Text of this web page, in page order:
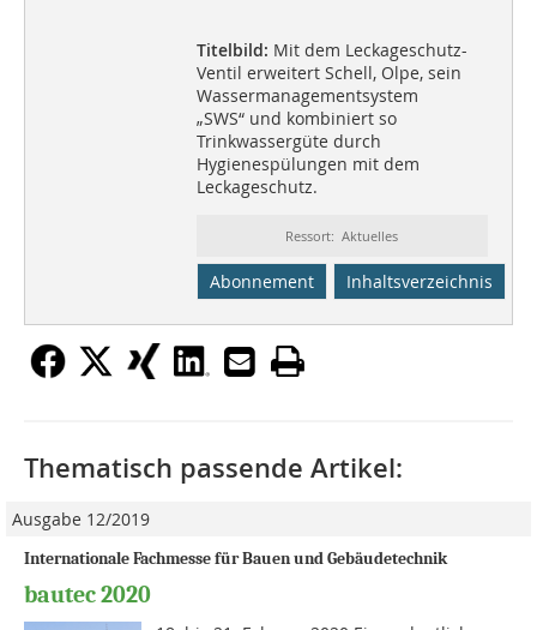
Titelbild: Mit dem Leckageschutz-
Ventil erweitert Schell, Olpe, sein
Wassermanagementsystem
„SWS“ und kombiniert so
Trinkwassergüte durch
Hygienespülungen mit dem
Leckageschutz.
Ressort: Aktuelles
Abonnement Inhaltsverzeichnis
Thematisch passende Artikel:
Ausgabe 12/2019
Internationale Fachmesse für Bauen und Gebäudetechnik
bautec 2020